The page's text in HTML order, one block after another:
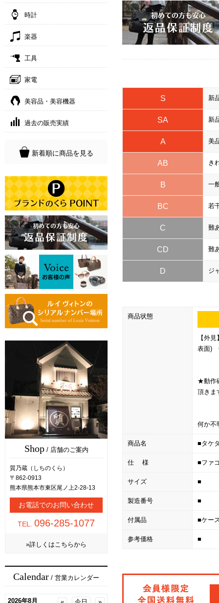
時計
楽器
工具
家電
美容品・美容機器
過去の販売実績
新着順に商品を見る
Shop/ 店舗のご案内
質乃蔵（しちのくら）
〒862-0913
熊本県熊本市東区尾ノ上2-28-13
お電話でのお問い合わせ
TEL. 096-285-1077
»詳しくはこちらから
Calendar / 営業カレンダー
S 新
SA 新
A 美
AB き
B 一
BC 若
C 難
CD 難
D ジ
商品状態
【外
表面)
★動作
頂きま
何か不
商品名 ■タケ
仕 様 ■ファ
サイズ ■
製造番号 ■
付属品 ■ケー
参考価格 ■